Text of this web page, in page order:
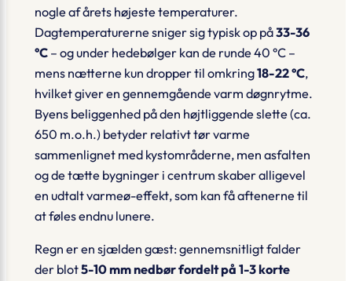
nogle af årets højeste temperaturer.
Dagtemperaturerne sniger sig typisk op på33-36
°C – og under hedebølger kan de runde 40 °C –
mens nætterne kun dropper til omkring18-22 °C,
hvilket giver en gennemgående varm døgnrytme.
Byens beliggenhed på den højtliggende slette (ca.
650 m.o.h.) betyder relativt tør varme
sammenlignet med kystområderne, men asfalten
og de tætte bygninger i centrum skaber alligevel
en udtaltvarmeø-effekt, som kan få aftenerne til
at føles endnu lunere.
Regn er en sjælden gæst: gennemsnitligt falder
der blot5-10 mm nedbør fordelt på 1-3 korte